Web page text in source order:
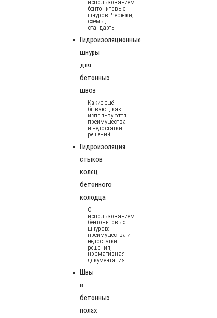
использованием
бентонитовых
шнуров. Чертежи,
схемы,
стандарты
Гидроизоляционные
шнуры
для
бетонных
швов
Какие ещё
бывают, как
используются,
преимущества
и недостатки
решений
Гидроизоляция
стыков
колец
бетонного
колодца
С
использованием
бентонитовых
шнуров:
преимущества и
недостатки
решения,
нормативная
документация
Швы
в
бетонных
полах